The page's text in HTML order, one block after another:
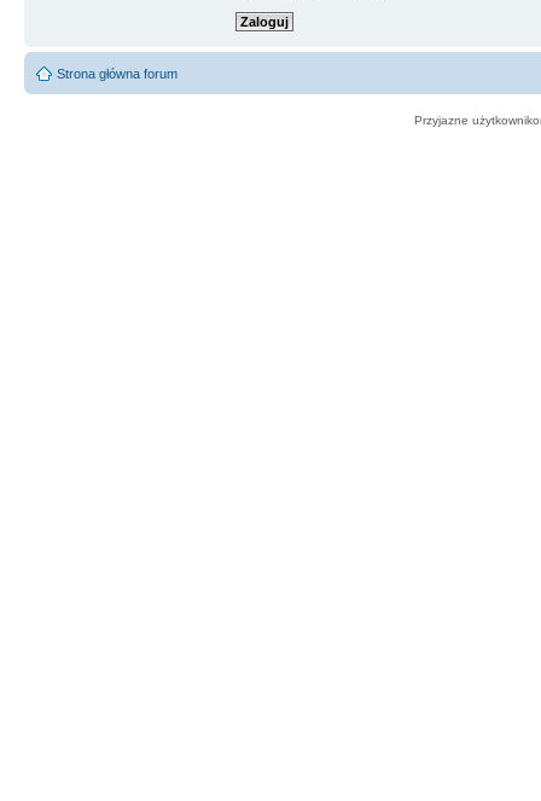
Strona główna forum
Przyjazne